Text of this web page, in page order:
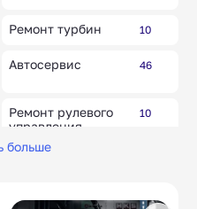
Ремонт турбин 10
Автосервис 46
Ремонт рулевого
управления
10
больше